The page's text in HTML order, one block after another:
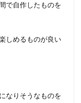
で自作したものを
しめるものが良い
なりそうなものを